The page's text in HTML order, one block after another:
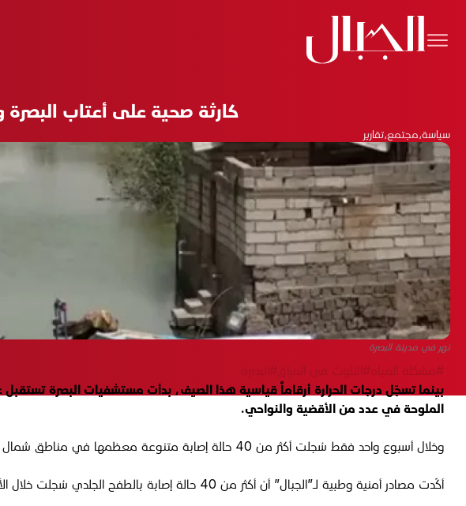
كارثة صحية على أعتاب البصرة
سياسة،مجتمع،تقارير
نهر في مدينة البصرة
#مشكلة المياه#التلوث في العراق#البصرة
بينما تسجّل درجات الحرارة أرقاماً قياسية هذا الصيف، بدأت مستشفيات البصرة
الملوحة في عدد من الأقضية والنواحي.
وخلال أسبوع واحد فقط سُجلت أكثر من 40 حالة إصابة متنوعة معظمها في مناطق شمال البصرة ومركز المدينة مع تصدّر قضاء أبي الخصيب قائمة المناطق الأكثر تضرراً.
أكّدت مصادر أمنية وطبية لـ”الجبال” أن أكثر من 40 حالة إصابة بالطفح الجلدي سُجلت خلال الأسبوع الأخير فقط، وسط مخاوف متزايدة من اتساع رقعة الإصابة لتشمل آلاف السكان لا سيما في قضاء أبي الخصيب.